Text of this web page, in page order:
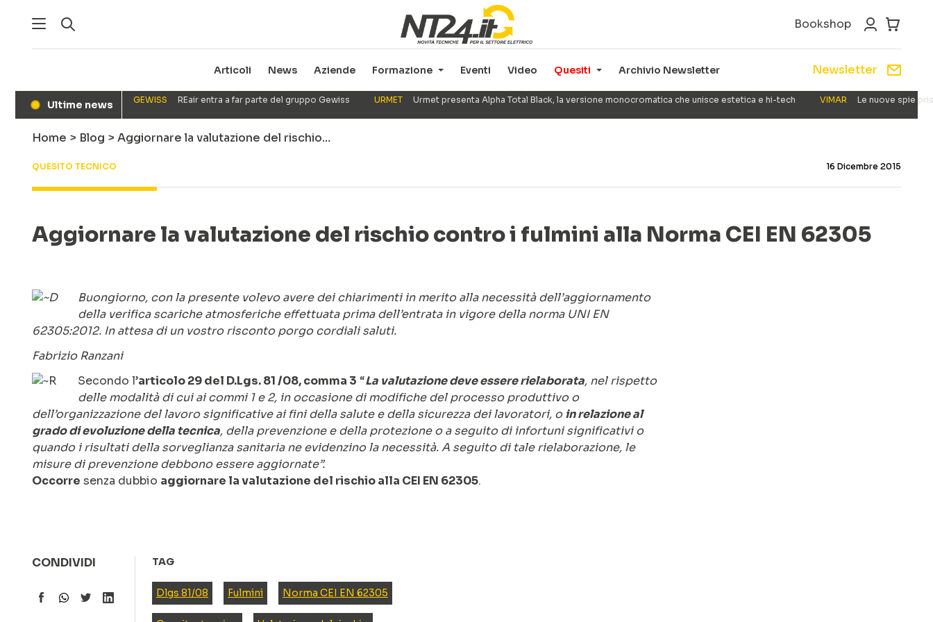
Bookshop
Articoli News Aziende Formazione Eventi Video Quesiti Archivio Newsletter Newsletter
● Ultime news GEWISS REair entra a far parte del gruppo Gewiss URMET Urmet presenta Alpha Total Black, la versione monocromatica che unisce estetica e hi-tech VIMAR Le nuove spie
Home > Blog > Aggiornare la valutazione del rischio…
QUESITO TECNICO 16 Dicembre 2015
Aggiornare la valutazione del rischio contro i fulmini alla Norma CEI EN 62305
Buongiorno, con la presente volevo avere dei chiarimenti in merito alla necessità dell’aggiornamento
della verifica scariche atmosferiche effettuata prima dell’entrata in vigore della norma UNI EN
62305:2012. In attesa di un vostro risconto porgo cordiali saluti.
Fabrizio Ranzani
Secondo l’articolo 29 del D.Lgs. 81 /08, comma 3 “La valutazione deve essere rielaborata, nel rispetto
delle modalità di cui ai commi 1 e 2, in occasione di modifiche del processo produttivo o
dell’organizzazione del lavoro significative ai fini della salute e della sicurezza dei lavoratori, oin relazione al
grado di evoluzione della tecnica, della prevenzione e della protezione o a seguito di infortuni significativi o
quando i risultati della sorveglianza sanitaria ne evidenzino la necessità. A seguito di tale rielaborazione, le
misure di prevenzione debbono essere aggiornate”.
Occorre senza dubbio aggiornare la valutazione del rischio alla CEI EN 62305.
CONDIVIDI TAG
Dlgs 81/08 Fulmini Norma CEI EN 62305